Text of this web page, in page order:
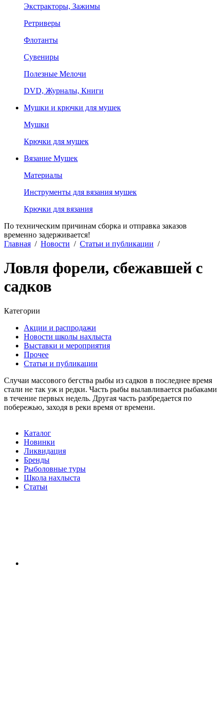
Экстракторы, Зажимы
Ретриверы
Флотанты
Сувениры
Полезные Мелочи
DVD, Журналы, Книги
Мушки и крючки для мушек
Мушки
Крючки для мушек
Вязание Мушек
Материалы
Инструменты для вязания мушек
Крючки для вязания
По техническим причинам сборка и отправка заказов
временно задерживается!
Главная / Новости / Статьи и публикации /
Ловля форели, сбежавшей с
садков
Категории
Акции и распродажи
Новости школы нахлыста
Выставки и мероприятия
Прочее
Статьи и публикации
Случаи массового бегства рыбы из садков в последнее время
стали не так уж и редки. Часть рыбы вылавливается рыбаками
в течение первых недель. Другая часть разбредается по
побережью, заходя в реки время от времени.
Каталог
Новинки
Ликвидация
Бренды
Рыболовные туры
Школа нахлыста
Статьи